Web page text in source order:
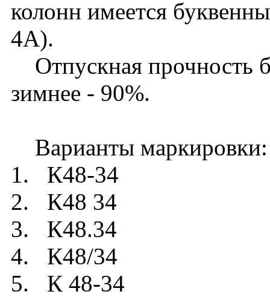
колонн имеется
4А).
Отпускная прочность
зимнее - 90%.
Варианты маркировки:
1. К48-34
2. К48 34
3. К48.34
4. К48/34
5. К 48-34